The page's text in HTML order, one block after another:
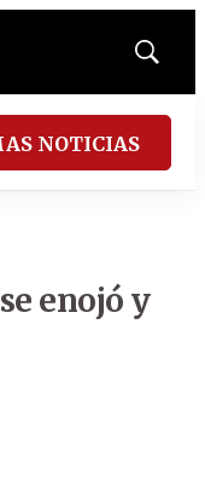
Mostrar
NOTICIAS
enojó y